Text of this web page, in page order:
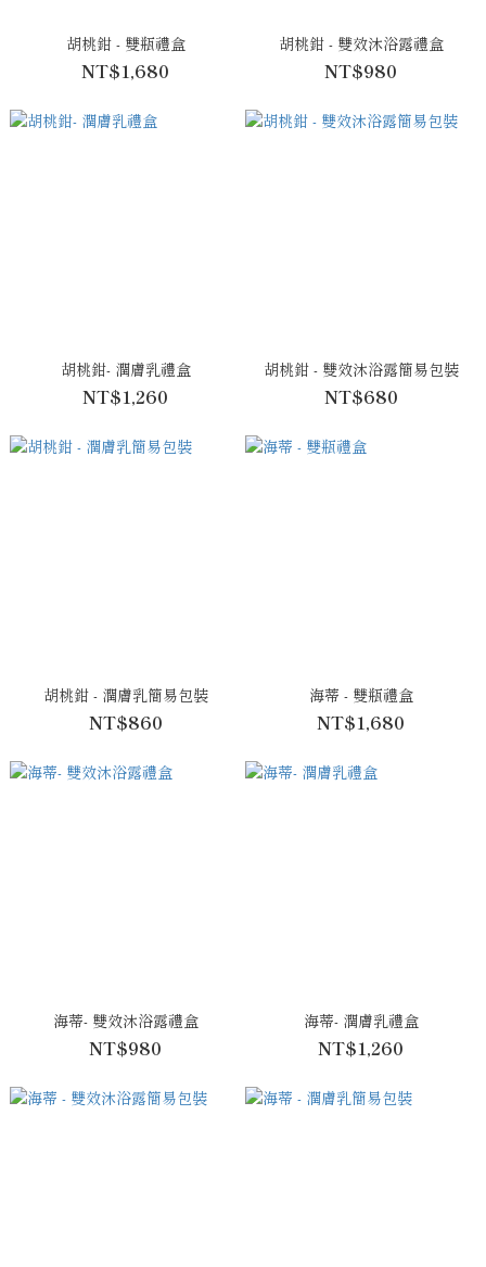
胡桃鉗 - 雙瓶禮盒
NT$1,680
胡桃鉗 - 雙效沐浴露禮盒
NT$980
胡桃鉗- 潤膚乳禮盒
NT$1,260
胡桃鉗 - 雙效沐浴露簡易包裝
NT$680
胡桃鉗 - 潤膚乳簡易包裝
NT$860
海蒂 - 雙瓶禮盒
NT$1,680
海蒂- 雙效沐浴露禮盒
NT$980
海蒂- 潤膚乳禮盒
NT$1,260